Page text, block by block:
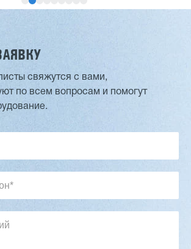
шипорез MX6015
типа
свяжутся с вами,
по всем вопросам и помогут